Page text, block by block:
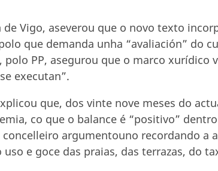
de Vigo, aseverou que o novo texto
que demanda unha “avaliación” do
PP, asegurou que o marco xurídico
executan”.
que, dos vinte nove meses do
co que o balance é “positivo”
argumentouno recordando a
uso e goce das praias, das terrazas, do